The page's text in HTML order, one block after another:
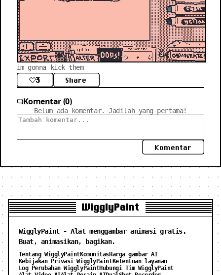
im gonna kick them
3 Share
Komentar (0)
Belum ada komentar. Jadilah yang pertama!
Komentar
WigglyPaint
WigglyPaint - Alat menggambar animasi gratis.
Buat, animasikan, bagikan.
Tentang WigglyPaintKomunitasHarga gambar AI
Kebijakan Privasi WigglyPaintKetentuan layanan
Log Perubahan WigglyPaintHubungi Tim WigglyPaint